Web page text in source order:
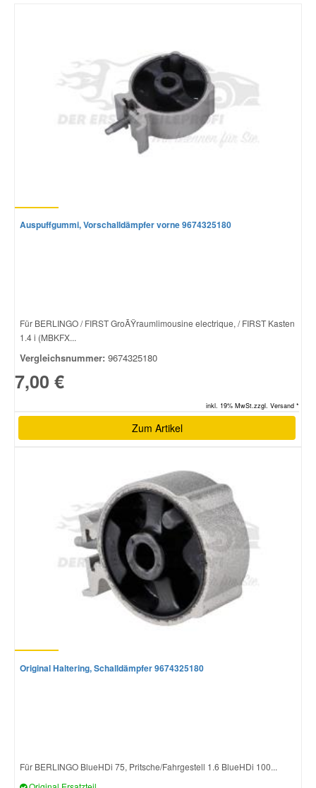
Auspuffgummi, Vorschalldämpfer vorne 9674325180
Für BERLINGO / FIRST GroÃŸraumlimousine electrique, / FIRST Kasten
1.4 i (MBKFX...
Vergleichsnummer: 9674325180
7,00 €
inkl. 19% MwSt.zzgl. Versand *
Zum Artikel
Original Haltering, Schalldämpfer 9674325180
Für BERLINGO BlueHDi 75, Pritsche/Fahrgestell 1.6 BlueHDi 100...
Porsche Ersatzteile
Seat Ersatzteile
Suzuki Ersatzteile
Volvo Ersatzteile